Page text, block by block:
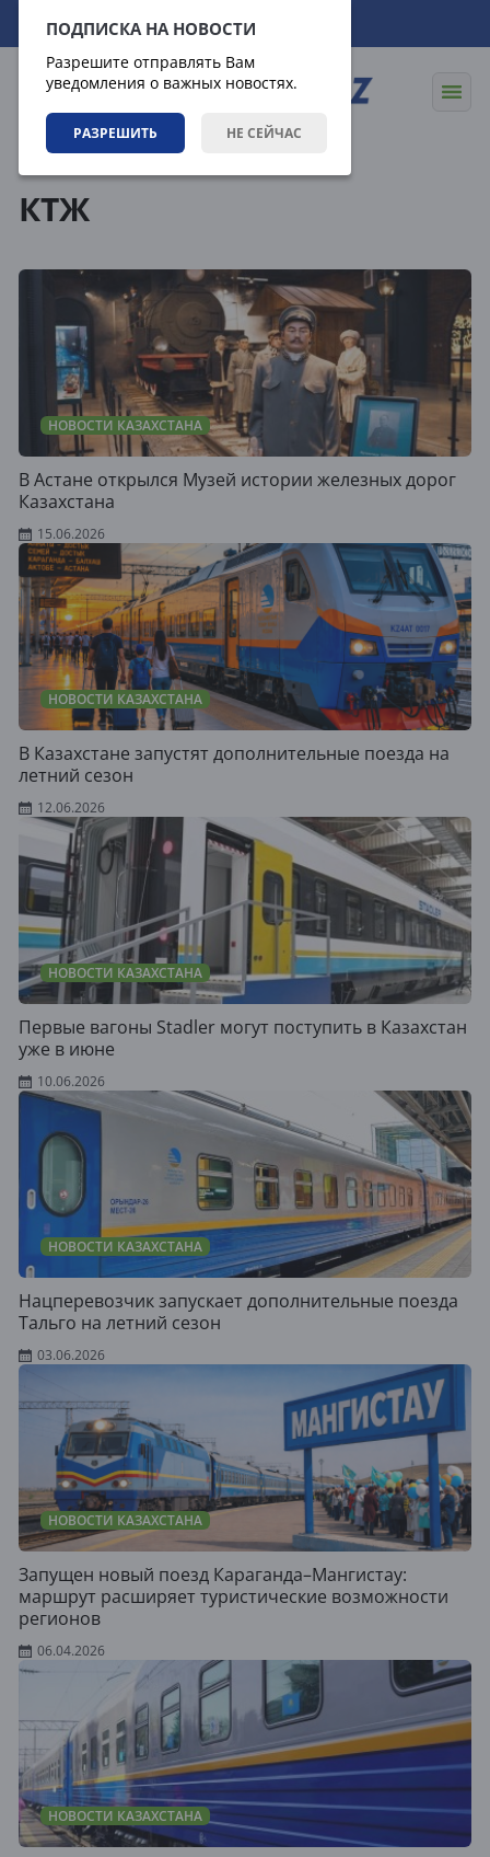
ПОДПИСКА НА НОВОСТИ
Разрешите отправлять Вам
уведомления о важных новостях.
РАЗРЕШИТЬ НЕ СЕЙЧАС
09.08.2026 16:15:22
КТЖ
НОВОСТИ КАЗАХСТАНА
В Астане открылся Музей истории железных дорог
Казахстана
15.06.2026
НОВОСТИ КАЗАХСТАНА
В Казахстане запустят дополнительные поезда на
летний сезон
12.06.2026
НОВОСТИ КАЗАХСТАНА
Первые вагоны Stadler могут поступить в Казахстан
уже в июне
10.06.2026
НОВОСТИ КАЗАХСТАНА
Нацперевозчик запускает дополнительные поезда
Тальго на летний сезон
03.06.2026
НОВОСТИ КАЗАХСТАНА
Запущен новый поезд Караганда–Мангистау:
маршрут расширяет туристические возможности
регионов
06.04.2026
НОВОСТИ КАЗАХСТАНА